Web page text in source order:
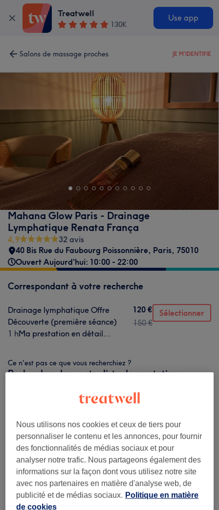
Treatwell
130K
Use app
Salons de massage proches JE M'IDENTIFIE
Mahana Glow Paris - Drainage
Lymphatique Renata França
4,9
32 avis
40 Bis Rue du Faubourg Poissonnière, Paris, 75010
Ouvert Aujourd'hui: 10:00 - 22:00
Correspondant à votre recherche
Drainage lymphatique Offre
Découverte (première séance)
1 hMa prestation en détail...
120 €
150 €
Sélectionner
Ce n'est pas ce que vous recherchiez ?
Recherchez dans notre liste de prestations
Drainage Lymphatique Renata
Avis sur l'établissement
4,9
Nous utilisons nos cookies et ceux de tiers pour
personnaliser le contenu et les annonces, pour fournir
des fonctionnalités de médias sociaux et pour
analyser notre trafic. Nous partageons également des
informations sur la façon dont vous utilisez notre site
avec nos partenaires en matière d'analyse web, de
publicité et de médias sociaux. Politique en matière
de cookies